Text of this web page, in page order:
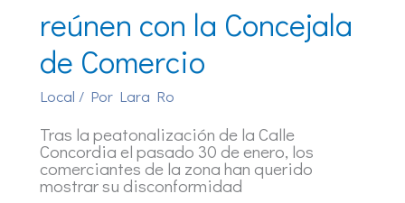
reúnen con la Concejala
de Comercio
Local / Por Lara Ro
Tras la peatonalización de la Calle
Concordia el pasado 30 de enero, los
comerciantes de la zona han querido
mostrar su disconformidad